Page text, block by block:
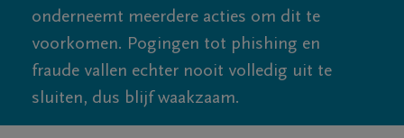
onderneemt meerdere acties om dit te
voorkomen. Pogingen tot phishing en
fraude vallen echter nooit volledig uit te
sluiten, dus blijf waakzaam.